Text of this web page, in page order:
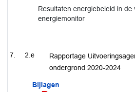
Resultaten energiebeleid in de
energiemonitor
2.e
Rapportage
ondergrond 2020-2024
Bijlagen